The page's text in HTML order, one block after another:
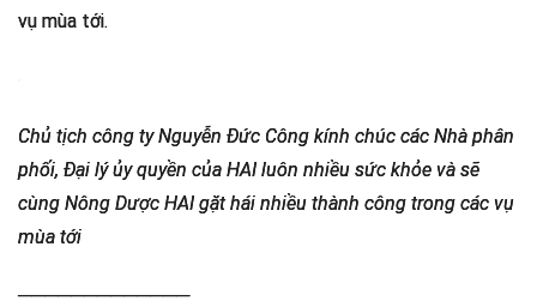
vụ mùa tới.
Chủ tịch công ty Nguyễn Đức Công kính chúc các Nhà phân
phối, Đại lý ủy quyền của HAI luôn nhiều sức khỏe và sẽ
cùng Nông Dược HAI gặt hái nhiều thành công trong các vụ
mùa tới
─────────────